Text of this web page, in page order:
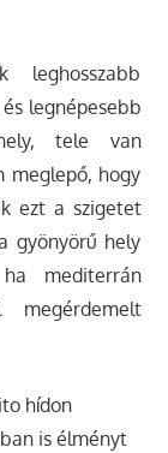
legnépesebb
tele van
meglepő, hogy
ezt a szigetet
gyönyörű hely
mediterrán
hídon
is élményt